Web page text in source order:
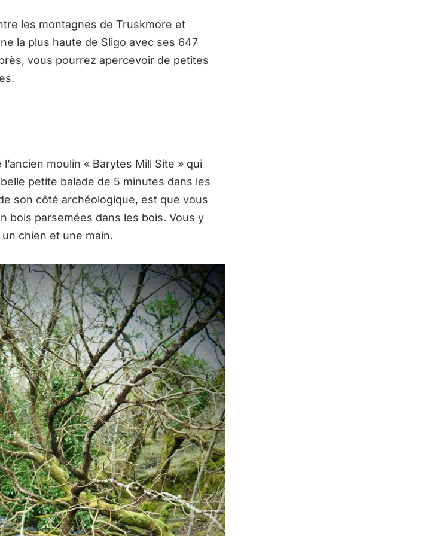
les montagnes de Truskmore et
la plus haute de Sligo avec ses 647
vous pourrez apercevoir de petites
moulin « Barytes Mill Site » qui
petite balade de 5 minutes dans les
son côté archéologique, est que vous
parsemées dans les bois. Vous y
chien et une main.